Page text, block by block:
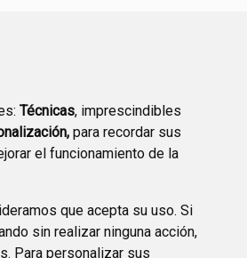
Técnicas, imprescindibles
para recordar sus
el funcionamiento de la
que acepta su uso. Si
sin realizar ninguna acción,
Para personalizar sus